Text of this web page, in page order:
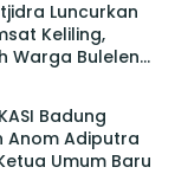
Luncurkan
Keliling,
Warga Buleleng
Badung
Anom Adiputra
Umum Baru